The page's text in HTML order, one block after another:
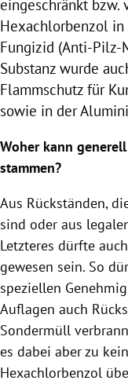
eingeschränkt bzw.
Hexachlorbenzol in
Fungizid (Anti-Pilz-
Substanz wurde
Flammschutz für
sowie in der
Woher kann
stammen?
Aus Rückständen,
sind oder aus
Letzteres dürfte
gewesen sein. So
speziellen
Auflagen auch
Sondermüll
es dabei aber zu
Hexachlorbenzol